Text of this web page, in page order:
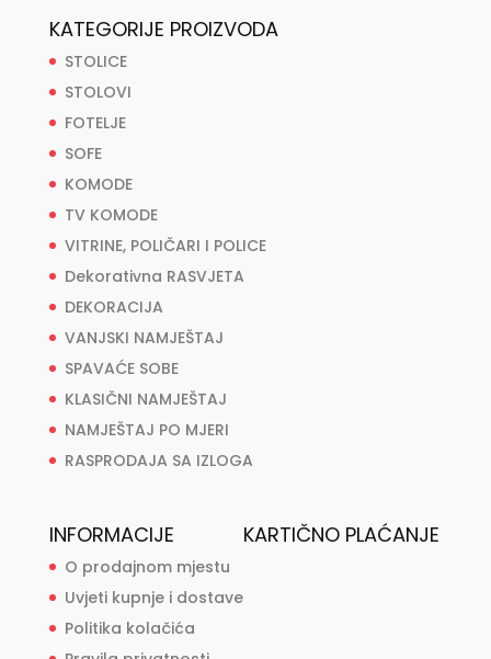
KATEGORIJE PROIZVODA
STOLICE
STOLOVI
FOTELJE
SOFE
KOMODE
TV KOMODE
VITRINE, POLIČARI I POLICE
Dekorativna RASVJETA
DEKORACIJA
VANJSKI NAMJEŠTAJ
SPAVAĆE SOBE
KLASIČNI NAMJEŠTAJ
NAMJEŠTAJ PO MJERI
RASPRODAJA SA IZLOGA
INFORMACIJE
O prodajnom mjestu
Uvjeti kupnje i dostave
Politika kolačića
KARTIČNO PLAĆANJE